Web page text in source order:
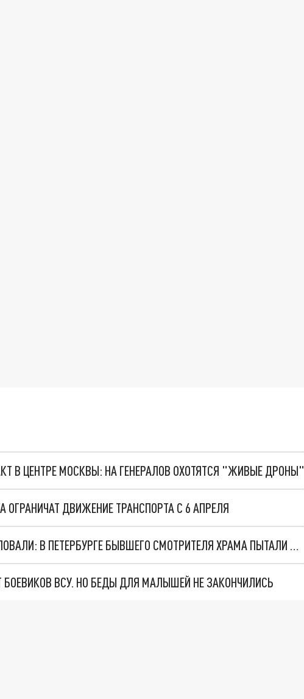
В ЦЕНТРЕ МОСКВЫ: НА ГЕНЕРАЛОВ ОХОТЯТСЯ "ЖИВЫЕ ДРОНЫ"
ОГРАНИЧАТ ДВИЖЕНИЕ ТРАНСПОРТА С 6 АПРЕЛЯ
ИЗБИВАЛИ, ДУШИЛИ И НАСИЛОВАЛИ: В ПЕТЕРБУРГЕ БЫВШЕГО СМОТРИТЕЛЯ ХРАМА ПЫТАЛИ ЗА ОБВИНЕНИЕ В ПЕДОФИЛИИ
ВСУ. НО БЕДЫ ДЛЯ МАЛЫШЕЙ НЕ ЗАКОНЧИЛИСЬ